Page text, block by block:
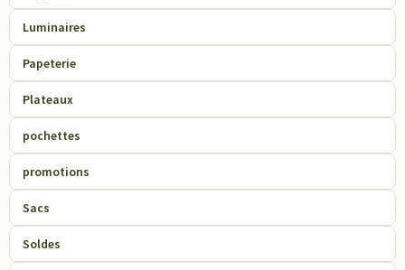
Luminaires
Papeterie
Plateaux
pochettes
promotions
Sacs
Soldes